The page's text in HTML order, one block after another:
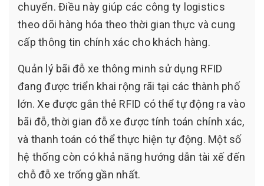
chuyển. Điều này giúp các công ty logistics
theo dõi hàng hóa theo thời gian thực và cung
cấp thông tin chính xác cho khách hàng.
Quản lý bãi đỗ xe thông minh sử dụng RFID
đang được triển khai rộng rãi tại các thành phố
lớn. Xe được gắn thẻ RFID có thể tự động ra vào
bãi đỗ, thời gian đỗ xe được tính toán chính xác,
và thanh toán có thể thực hiện tự động. Một số
hệ thống còn có khả năng hướng dẫn tài xế đến
chỗ đỗ xe trống gần nhất.